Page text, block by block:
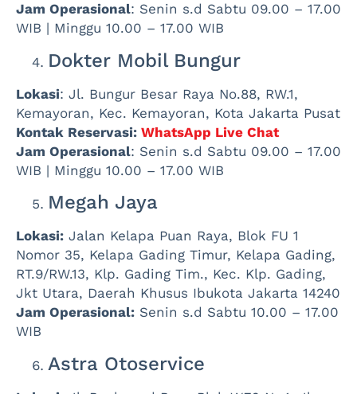
Jam Operasional: Senin s.d Sabtu 09.00 – 17.00
WIB | Minggu 10.00 – 17.00 WIB
Dokter Mobil Bungur
Lokasi: Jl. Bungur Besar Raya No.88, RW.1,
Kemayoran, Kec. Kemayoran, Kota Jakarta Pusat
Kontak Reservasi: WhatsApp Live Chat
Jam Operasional: Senin s.d Sabtu 09.00 – 17.00
WIB | Minggu 10.00 – 17.00 WIB
Megah Jaya
Lokasi: Jalan Kelapa Puan Raya, Blok FU 1
Nomor 35, Kelapa Gading Timur, Kelapa Gading,
RT.9/RW.13, Klp. Gading Tim., Kec. Klp. Gading,
Jkt Utara, Daerah Khusus Ibukota Jakarta 14240
Jam Operasional: Senin s.d Sabtu 10.00 – 17.00
WIB
Astra Otoservice